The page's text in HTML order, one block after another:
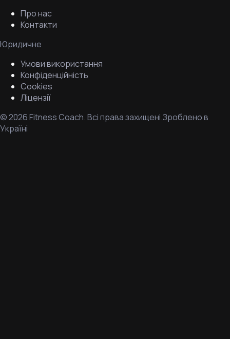
Про нас
Контакти
Юридичне
Умови використання
Конфіденційність
Cookies
Ліцензії
©2026Fitness Coach.Всі права захищені.Зроблено в
Україні